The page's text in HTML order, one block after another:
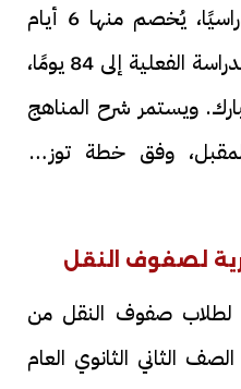
أسبوعًا بإجمالي 90 يومًا دراسيًا، يُخصم منها 6 أيام
إجازات رسمية، لتصل مدة الدراسة الفعلية إلى 84 يومًا،
ويستمر شرح المناهج
10 مايو المقبل، وفق خطة توزيع
لصفوف النقل
لطلاب صفوف النقل من
الثاني الثانوي العام